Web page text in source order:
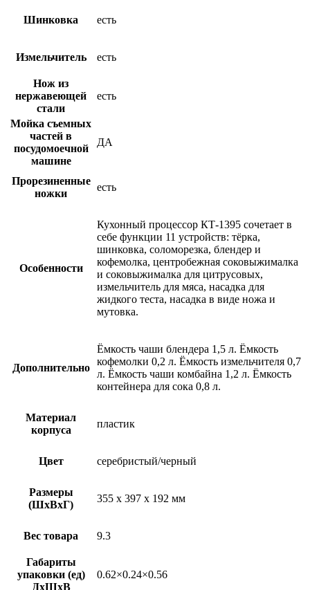
Шинковка есть
Измельчитель есть
Нож из
нержавеющей
стали
есть
Мойка съемных
частей в
посудомоечной
машине
ДА
Прорезиненные
ножки
есть
Особенности
Кухонный процессор КТ-1395 сочетает в
себе функции 11 устройств: тёрка,
шинковка, соломорезка, блендер и
кофемолка, центробежная соковыжималка
и соковыжималка для цитрусовых,
измельчитель для мяса, насадка для
жидкого теста, насадка в виде ножа и
мутовка.
Дополнительно
Ёмкость чаши блендера 1,5 л. Ёмкость
кофемолки 0,2 л. Ёмкость измельчителя 0,7
л. Ёмкость чаши комбайна 1,2 л. Ёмкость
контейнера для сока 0,8 л.
Материал
корпуса
пластик
Цвет серебристый/черный
Размеры
(ШхВхГ)
355 х 397 х 192 мм
Вес товара 9.3
Габариты
упаковки (ед)
ДхШхВ
0.62×0.24×0.56